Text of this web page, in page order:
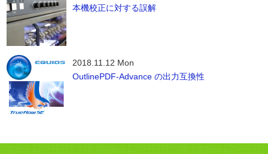
本機校正に対する誤解
2018.11.12 Mon
OutlinePDF-Advance の出力互換性